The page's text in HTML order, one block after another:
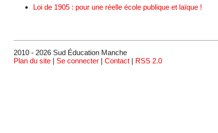
Loi de 1905 : pour une réelle école publique et laïque !
2010 - 2026 Sud Éducation Manche
Plan du site | Se connecter | Contact | RSS 2.0